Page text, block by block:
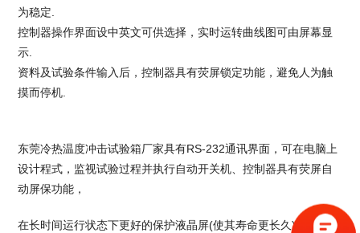
为稳定.
控制器操作界面设中英文可供选择，实时运转曲线图可由屏幕显
示.
资料及试验条件输入后，控制器具有荧屏锁定功能，避免人为触
摸而停机.
东莞冷热温度冲击试验箱厂家具有RS-232通讯界面，可在电脑上
设计程式，监视试验过程并执行自动开关机、控制器具有荧屏自
动屏保功能，
在长时间运行状态下更好的保护液晶屏(使其寿命更长久)